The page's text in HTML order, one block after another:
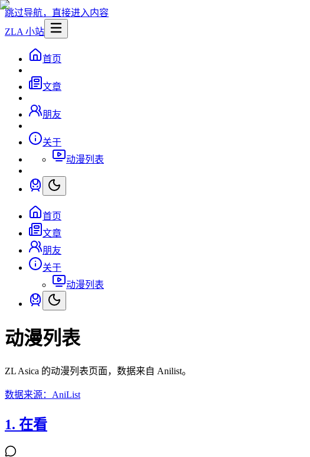
跳过导航，直接进入内容
ZLA 小站
首页
文章
朋友
关于
动漫列表
首页
文章
朋友
关于
动漫列表
动漫列表
ZL Asica 的动漫列表页面，数据来自 Anilist。
数据来源： AniList
1. 在看